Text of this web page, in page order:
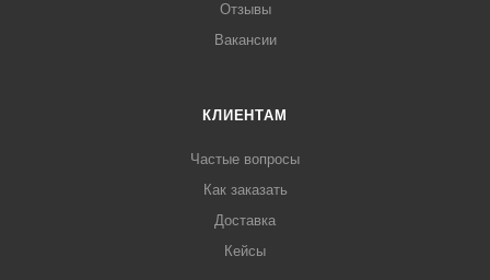
Отзывы
Вакансии
КЛИЕНТАМ
Частые вопросы
Как заказать
Доставка
Кейсы